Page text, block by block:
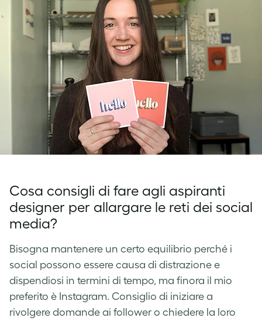
Cosa consigli di fare agli aspiranti
designer per allargare le reti dei social
media?
Bisogna mantenere un certo equilibrio perché i
social possono essere causa di distrazione e
dispendiosi in termini di tempo, ma finora il mio
preferito è Instagram. Consiglio di iniziare a
rivolgere domande ai follower o chiedere la loro